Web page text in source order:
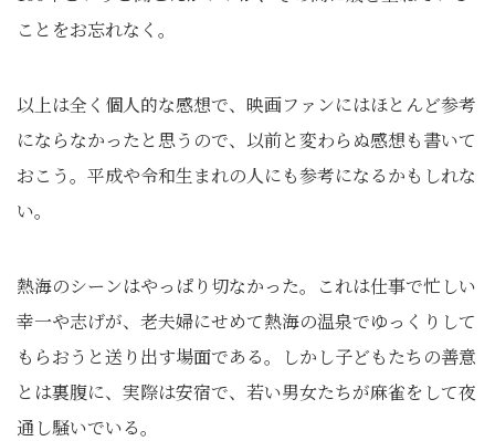
ことをお忘れなく。
以上は全く個人的な感想で、映画ファンにはほとんど参考
にならなかったと思うので、以前と変わらぬ感想も書いて
おこう。平成や令和生まれの人にも参考になるかもしれな
い。
熱海のシーンはやっぱり切なかった。これは仕事で忙しい
幸一や志げが、老夫婦にせめて熱海の温泉でゆっくりして
もらおうと送り出す場面である。しかし子どもたちの善意
とは裏腹に、実際は安宿で、若い男女たちが麻雀をして夜
通し騒いでいる。